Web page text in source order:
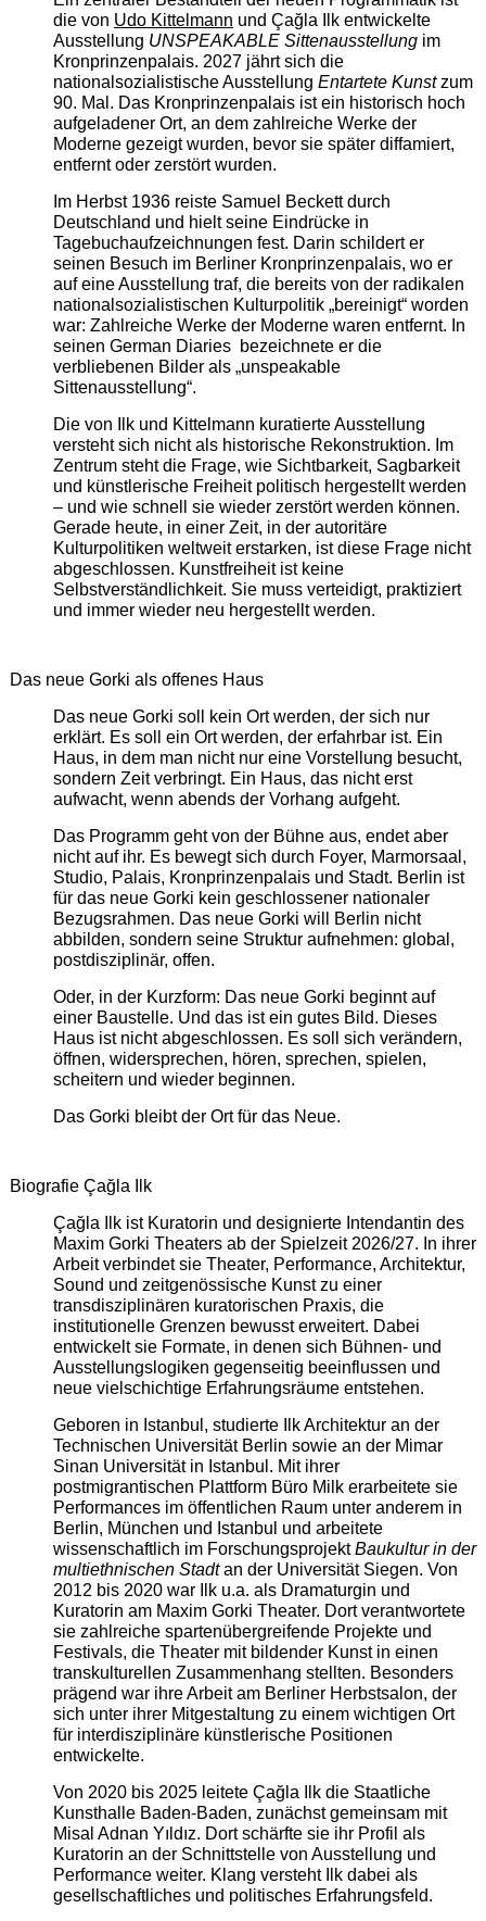
die von Udo Kittelmann und Çağla Ilk entwickelte
Ausstellung UNSPEAKABLE Sittenausstellungim
Kronprinzenpalais. 2027 jährt sich die
nationalsozialistische Ausstellung Entartete Kunstzum
90. Mal. Das Kronprinzenpalais ist ein historisch hoch
aufgeladener Ort, an dem zahlreiche Werke der
Moderne gezeigt wurden, bevor sie später diffamiert,
entfernt oder zerstört wurden.
Im Herbst 1936 reiste Samuel Beckett durch
Deutschland und hielt seine Eindrücke in
Tagebuchaufzeichnungen fest. Darin schildert er
seinen Besuch im Berliner Kronprinzenpalais, wo er
auf eine Ausstellung traf, die bereits von der radikalen
nationalsozialistischen Kulturpolitik „bereinigt“ worden
war: Zahlreiche Werke der Moderne waren entfernt. In
seinen German Diaries bezeichnete er die
verbliebenen Bilder als „unspeakable
Sittenausstellung“.
Die von Ilk und Kittelmann kuratierte Ausstellung
versteht sich nicht als historische Rekonstruktion. Im
Zentrum steht die Frage, wie Sichtbarkeit, Sagbarkeit
und künstlerische Freiheit politisch hergestellt werden
– und wie schnell sie wieder zerstört werden können.
Gerade heute, in einer Zeit, in der autoritäre
Kulturpolitiken weltweit erstarken, ist diese Frage nicht
abgeschlossen. Kunstfreiheit ist keine
Selbstverständlichkeit. Sie muss verteidigt, praktiziert
und immer wieder neu hergestellt werden.
Das neue Gorki als offenes Haus
Das neue Gorki soll kein Ort werden, der sich nur
erklärt. Es soll ein Ort werden, der erfahrbar ist. Ein
Haus, in dem man nicht nur eine Vorstellung besucht,
sondern Zeit verbringt. Ein Haus, das nicht erst
aufwacht, wenn abends der Vorhang aufgeht.
Das Programm geht von der Bühne aus, endet aber
nicht auf ihr. Es bewegt sich durch Foyer, Marmorsaal,
Studio, Palais, Kronprinzenpalais und Stadt. Berlin ist
für das neue Gorki kein geschlossener nationaler
Bezugsrahmen. Das neue Gorki will Berlin nicht
abbilden, sondern seine Struktur aufnehmen: global,
postdisziplinär, offen.
Oder, in der Kurzform: Das neue Gorki beginnt auf
einer Baustelle. Und das ist ein gutes Bild. Dieses
Haus ist nicht abgeschlossen. Es soll sich verändern,
öffnen, widersprechen, hören, sprechen, spielen,
scheitern und wieder beginnen.
Das Gorki bleibt der Ort für das Neue.
Biografie Çağla Ilk
Çağla Ilk ist Kuratorin und designierte Intendantin des
Maxim Gorki Theaters ab der Spielzeit 2026/27. In ihrer
Arbeit verbindet sie Theater, Performance, Architektur,
Sound und zeitgenössische Kunst zu einer
transdisziplinären kuratorischen Praxis, die
institutionelle Grenzen bewusst erweitert. Dabei
entwickelt sie Formate, in denen sich Bühnen- und
Ausstellungslogiken gegenseitig beeinflussen und
neue vielschichtige Erfahrungsräume entstehen.
Geboren in Istanbul, studierte Ilk Architektur an der
Technischen Universität Berlin sowie an der Mimar
Sinan Universität in Istanbul. Mit ihrer
postmigrantischen Plattform Büro Milk erarbeitete sie
Performances im öffentlichen Raum unter anderem in
Berlin, München und Istanbul und arbeitete
wissenschaftlich im ForschungsprojektBaukultur in der
multiethnischen Stadtan der Universität Siegen. Von
2012 bis 2020 war Ilk u.a. als Dramaturgin und
Kuratorin am Maxim Gorki Theater. Dort verantwortete
sie zahlreiche spartenübergreifende Projekte und
Festivals, die Theater mit bildender Kunst in einen
transkulturellen Zusammenhang stellten. Besonders
prägend war ihre Arbeit am Berliner Herbstsalon, der
sich unter ihrer Mitgestaltung zu einem wichtigen Ort
für interdisziplinäre künstlerische Positionen
entwickelte.
Von 2020 bis 2025 leitete Çağla Ilk die Staatliche
Kunsthalle Baden-Baden, zunächst gemeinsam mit
Misal Adnan Yıldız. Dort schärfte sie ihr Profil als
Kuratorin an der Schnittstelle von Ausstellung und
Performance weiter. Klang versteht Ilk dabei als
gesellschaftliches und politisches Erfahrungsfeld.